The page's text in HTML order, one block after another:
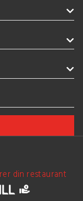
din restaurant